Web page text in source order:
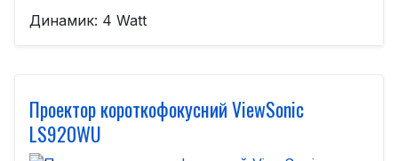
Динамик: 4 Watt
Проектор короткофокусний ViewSonic
LS920WU